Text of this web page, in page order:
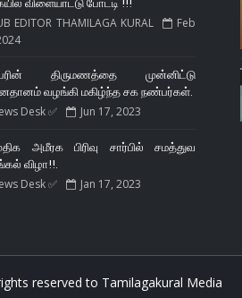
EDITOR THAMILAGA KURAL
Feb
திருமணத்தை முன்னிட்டு
வழங்கி மகிழ்ந்த சக நண்பர்கள்.
Desk ✅ Jun 17, 2023
அமீரக பிரிவு சார்பில் சமத்துவ
விழா!!.
Desk ✅ Jan 17, 2023
reserved to Tamilagakural Media